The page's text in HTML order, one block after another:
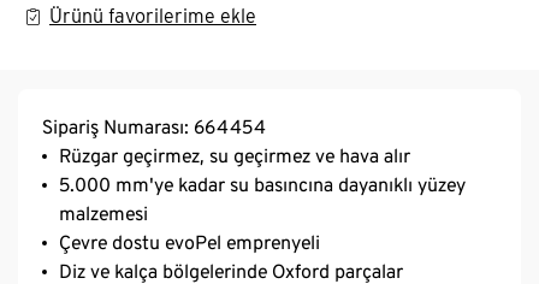
Ürünü favorilerime ekle
Sipariş Numarası: 664454
Rüzgar geçirmez, su geçirmez ve hava alır
5.000 mm'ye kadar su basıncına dayanıklı yüzey
malzemesi
Çevre dostu evoPel emprenyeli
Diz ve kalça bölgelerinde Oxford parçalar